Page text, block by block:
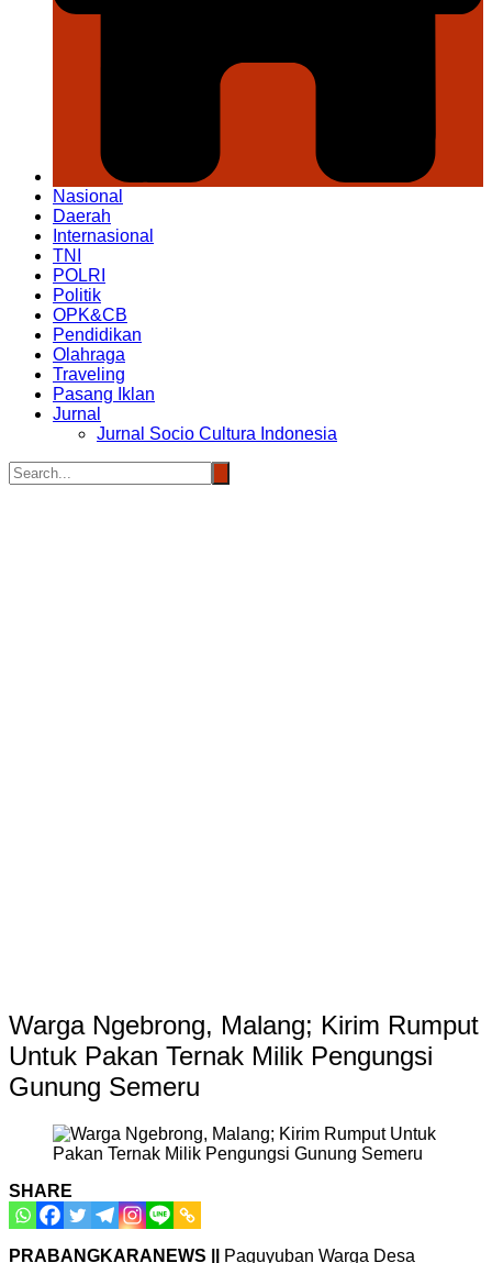
Nasional
Daerah
Internasional
TNI
POLRI
Politik
OPK&CB
Pendidikan
Olahraga
Traveling
Pasang Iklan
Jurnal
Jurnal Socio Cultura Indonesia
Warga Ngebrong, Malang; Kirim Rumput
Untuk Pakan Ternak Milik Pengungsi
Gunung Semeru
SHARE
PRABANGKARANEWS || Paguyuban Warga Desa